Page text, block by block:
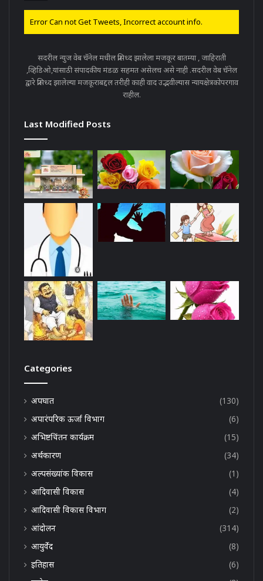
Error Can not Get Tweets, Incorrect account info.
सदरील न्युज वेब चॅनेल मधील प्रसिध्द झालेला मजकूर बातम्या , जाहिराती
,व्हिडिओ,यांसाठी संपादकीय मंडळ सहमत असेलच असे नाही .सदरील वेब चॅनेल
द्वारे प्रसिध्द झालेल्या मजकूराबद्दल तरीही काही वाद उद्भवील्यास न्यायक्षेत्रकोपरगाव
राहील.
Last Modified Posts
Categories
अपघात
(130)
अपारंपरिक ऊर्जा विभाग
(6)
अभिष्टचिंतन कार्यक्रम
(15)
अर्थकारण
(34)
अल्पसंख्यांक विकास
(1)
आदिवासी विकास
(4)
आदिवासी विकास विभाग
(2)
आंदोलन
(314)
आयुर्वेद
(8)
इतिहास
(6)